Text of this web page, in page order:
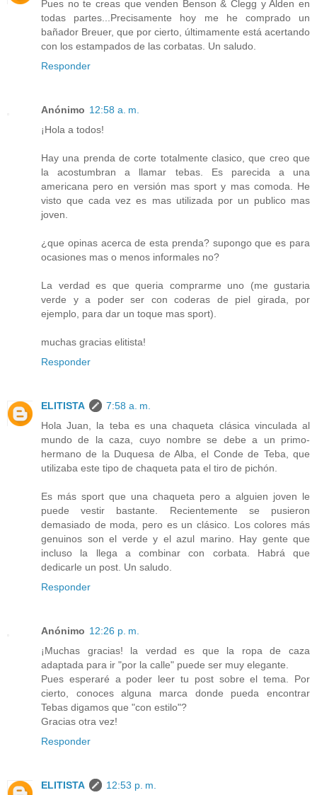
Pues no te creas que venden Benson & Clegg y Alden en
todas partes...Precisamente hoy me he comprado un
bañador Breuer, que por cierto, últimamente está acertando
con los estampados de las corbatas. Un saludo.
Responder
Anónimo 12:58 a. m.
¡Hola a todos!
Hay una prenda de corte totalmente clasico, que creo que
la acostumbran a llamar tebas. Es parecida a una
americana pero en versión mas sport y mas comoda. He
visto que cada vez es mas utilizada por un publico mas
joven.
¿que opinas acerca de esta prenda? supongo que es para
ocasiones mas o menos informales no?
La verdad es que queria comprarme uno (me gustaria
verde y a poder ser con coderas de piel girada, por
ejemplo, para dar un toque mas sport).
muchas gracias elitista!
Responder
ELITISTA
7:58 a. m.
Hola Juan, la teba es una chaqueta clásica vinculada al
mundo de la caza, cuyo nombre se debe a un primo-
hermano de la Duquesa de Alba, el Conde de Teba, que
utilizaba este tipo de chaqueta pata el tiro de pichón.
Es más sport que una chaqueta pero a alguien joven le
puede vestir bastante. Recientemente se pusieron
demasiado de moda, pero es un clásico. Los colores más
genuinos son el verde y el azul marino. Hay gente que
incluso la llega a combinar con corbata. Habrá que
dedicarle un post. Un saludo.
Responder
Anónimo 12:26 p. m.
¡Muchas gracias! la verdad es que la ropa de caza
adaptada para ir "por la calle" puede ser muy elegante.
Pues esperaré a poder leer tu post sobre el tema. Por
cierto, conoces alguna marca donde pueda encontrar
Tebas digamos que "con estilo"?
Gracias otra vez!
Responder
ELITISTA 12:53 p. m.